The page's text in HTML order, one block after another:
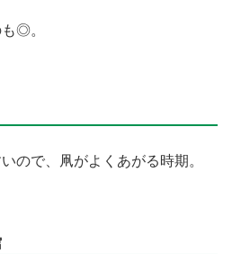
◎。
ので、凧がよくあがる時期。